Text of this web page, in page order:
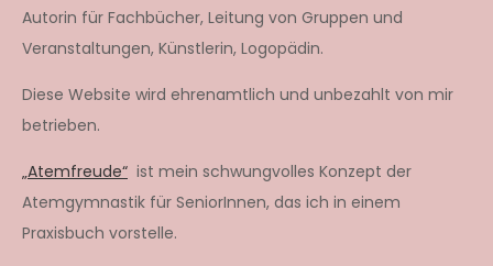
Autorin für Fachbücher, Leitung von Gruppen und
Veranstaltungen, Künstlerin, Logopädin.
Diese Website wird ehrenamtlich und unbezahlt von mir
betrieben.
„Atemfreude“ ist mein schwungvolles Konzept der
Atemgymnastik für SeniorInnen, das ich in einem
Praxisbuch vorstelle.